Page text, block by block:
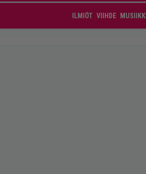
ILMIÖT VIIHDE MUSIIKKI